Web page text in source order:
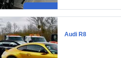
Audi R8